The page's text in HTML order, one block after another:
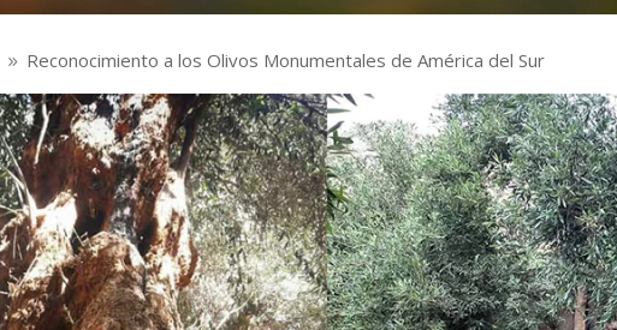
9 Reconocimiento a los Olivos Monumentales de América del Sur